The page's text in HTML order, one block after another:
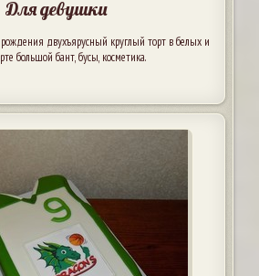
Для девушки
двухъярусный круглый торт в белых и
большой бант, бусы, косметика.